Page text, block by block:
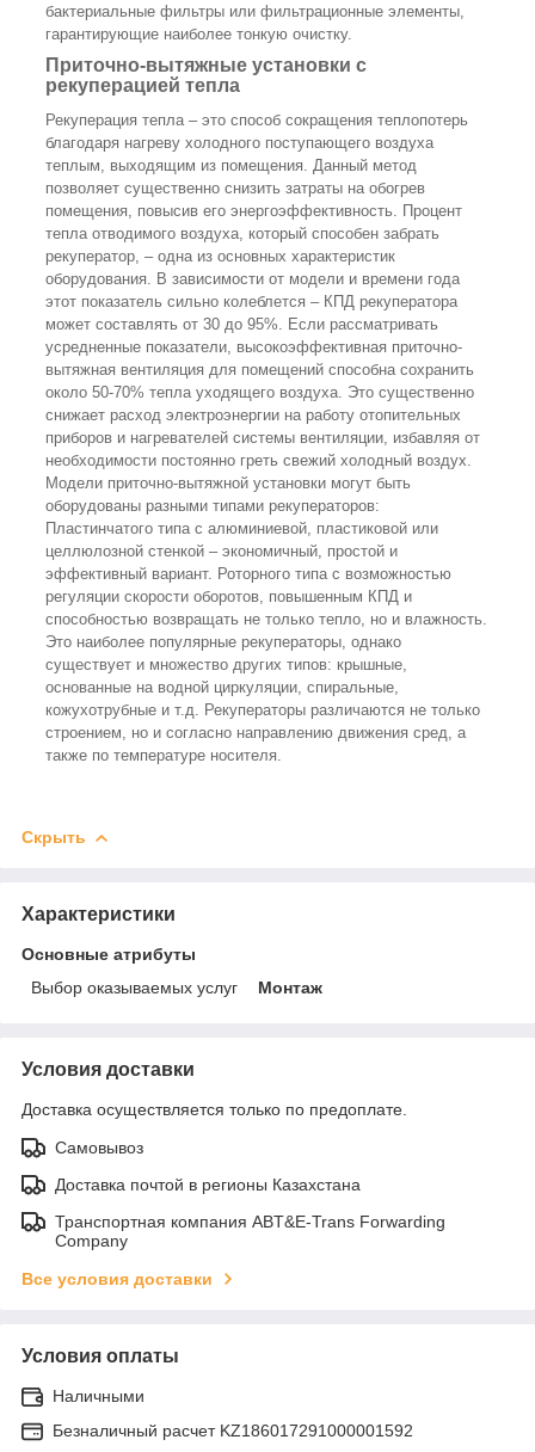
бактериальные фильтры или фильтрационные элементы,
гарантирующие наиболее тонкую очистку.
Приточно-вытяжные установки с
рекуперацией тепла
Рекуперация тепла – это способ сокращения теплопотерь
благодаря нагреву холодного поступающего воздуха
теплым, выходящим из помещения. Данный метод
позволяет существенно снизить затраты на обогрев
помещения, повысив его энергоэффективность. Процент
тепла отводимого воздуха, который способен забрать
рекуператор, – одна из основных характеристик
оборудования. В зависимости от модели и времени года
этот показатель сильно колеблется – КПД рекуператора
может составлять от 30 до 95%. Если рассматривать
усредненные показатели, высокоэффективная приточно-
вытяжная вентиляция для помещений способна сохранить
около 50-70% тепла уходящего воздуха. Это существенно
снижает расход электроэнергии на работу отопительных
приборов и нагревателей системы вентиляции, избавляя от
необходимости постоянно греть свежий холодный воздух.
Модели приточно-вытяжной установки могут быть
оборудованы разными типами рекуператоров:
Пластинчатого типа с алюминиевой, пластиковой или
целлюлозной стенкой – экономичный, простой и
эффективный вариант. Роторного типа с возможностью
регуляции скорости оборотов, повышенным КПД и
способностью возвращать не только тепло, но и влажность.
Это наиболее популярные рекуператоры, однако
существует и множество других типов: крышные,
основанные на водной циркуляции, спиральные,
кожухотрубные и т.д. Рекуператоры различаются не только
строением, но и согласно направлению движения сред, а
также по температуре носителя.
Скрыть
Характеристики
Основные атрибуты
Выбор оказываемых услуг
Монтаж
Условия доставки
Доставка осуществляется только по предоплате.
Самовывоз
Доставка почтой в регионы Казахстана
Транспортная компания ABT&E-Trans Forwarding
Company
Все условия доставки
Условия оплаты
Наличными
Безналичный расчет KZ186017291000001592